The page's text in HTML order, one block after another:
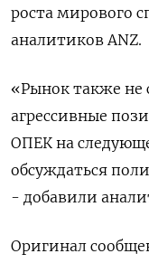
роста мирового
аналитиков ANZ.
«Рынок также не
агрессивные
ОПЕК на
обсуждаться
- добавили
Оригинал